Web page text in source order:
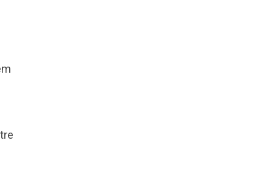
para
as múltiplas
empresas: